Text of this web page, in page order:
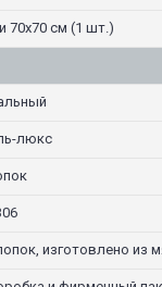
70х70 см (1 шт.)
люкс
изготовлено из